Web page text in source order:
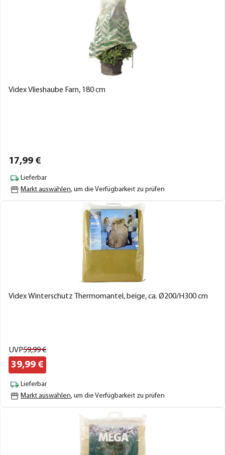
Videx Vlieshaube Farn, 180 cm
17,99 €
Lieferbar
Markt auswählen, um die Verfügbarkeit zu prüfen
Videx Winterschutz Thermomantel, beige, ca. Ø200/H300 cm
UVP59,99€
39,99 €
Lieferbar
Markt auswählen, um die Verfügbarkeit zu prüfen